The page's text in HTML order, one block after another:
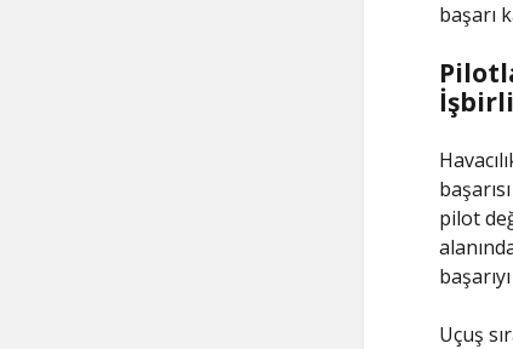
başarı
pilot
Uçuş